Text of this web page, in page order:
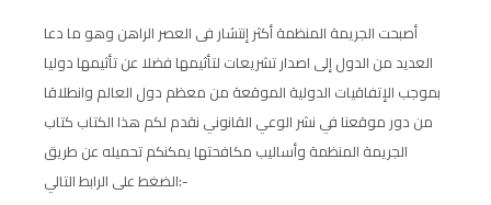
أصبحت الجريمة المنظمة أكثر إنتشار فى العصر الراهن وهو ما دعا
العديد من الدول إلى اصدار تشريعات لتأثيمها فضلا عن تأثيمها دوليا
بموجب الإتفاقيات الدولية الموقعة من معظم دول العالم وانطلاقا
من دور موقعنا في نشر الوعي القانوني نقدم لكم هذا الكتاب كتاب
الجريمة المنظمة وأساليب مكافحتها يمكنكم تحميله عن طريق
الضغط على الرابط التالي:-